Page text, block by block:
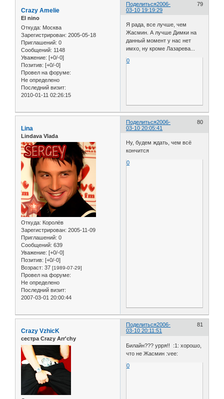
Поделиться 79
2006-
03-10 19:19:29
Crazy Amelie
El nino
Откуда: Москва
Зарегистрирован: 2005-05-18
Приглашений: 0
Сообщений: 1148
Уважение: [+0/-0]
Позитив: [+0/-0]
Провел на форуме:
Не определено
Последний визит:
2010-01-11 02:26:15
Я рада, все лучше, чем
Жасмин. А лучше Димки на
данный момент у нас нет
имхо, ну кроме Лазарева...
0
Поделиться 80
2006-
03-10 20:05:41
Lina
Lindava Vlada
Откуда: Королёв
Зарегистрирован: 2005-11-09
Приглашений: 0
Сообщений: 639
Уважение: [+0/-0]
Позитив: [+0/-0]
Возраст: 37 [1989-07-29]
Провел на форуме:
Не определено
Последний визит:
2007-03-01 20:00:44
Ну, будем ждать, чем всё
кончится
0
Поделиться 81
2006-
03-10 20:11:51
Crazy VzhicK
сестра Crazy Arr'chy
Билайн??? урря!! :1: хорошо,
что не Жасмин :vee:
0